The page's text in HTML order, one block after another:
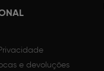
e devoluções